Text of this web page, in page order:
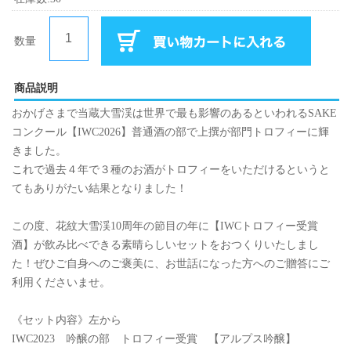
数量
商品説明
おかげさまで当蔵大雪渓は世界で最も影響のあるといわれるSAKE
コンクール【IWC2026】普通酒の部で上撰が部門トロフィーに輝
きました。
これで過去４年で３種のお酒がトロフィーをいただけるというと
てもありがたい結果となりました！
この度、花紋大雪渓10周年の節目の年に【IWCトロフィー受賞
酒】が飲み比べできる素晴らしいセットをおつくりいたしまし
た！ぜひご自身へのご褒美に、お世話になった方へのご贈答にご
利用くださいませ。
《セット内容》左から
IWC2023 吟醸の部 トロフィー受賞 【アルプス吟醸】